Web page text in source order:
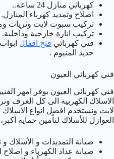
كهربائي منازل 24 ساعة..
اصلاح وتمديد كهرباء المنازل.
تركيب سبوت لايت وثريات
تركيب انارة خارجية وداخلية.
فني كهربائي فتح اقفال
حديد المنيوم .
فني كهربائي العيون
فني كهربائي العيون يوفر امهر
الاسلاك الكهربية الى كل الغرف
لايت ونستخدم افضل انواع
العوازل للأسلاك لتأمين حماية
صيانة التمديدات و الأسلاك و
صيانة عداد الكهرباء و اصلاح